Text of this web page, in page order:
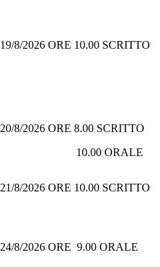
19/8/2026 ORE 10.00 SCRITTO
20/8/2026 ORE 8.00 SCRITTO
10.00 ORALE
21/8/2026 ORE 10.00 SCRITTO
24/8/2026 ORE 9.00 ORALE